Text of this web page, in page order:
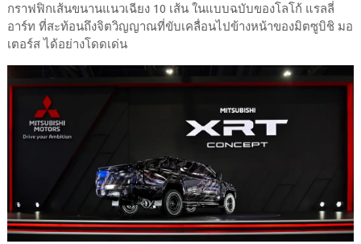
กราฟฟิกเส้นขนานแนวเฉียง 10 เส้น ในแบบฉบับของโลโก้ แรลลี่
อาร์ท ที่สะท้อนถึงจิตวิญญาณที่ขับเคลื่อนไปข้างหน้าของมิตซูบิชิ มอ
เตอร์ส ได้อย่างโดดเด่น